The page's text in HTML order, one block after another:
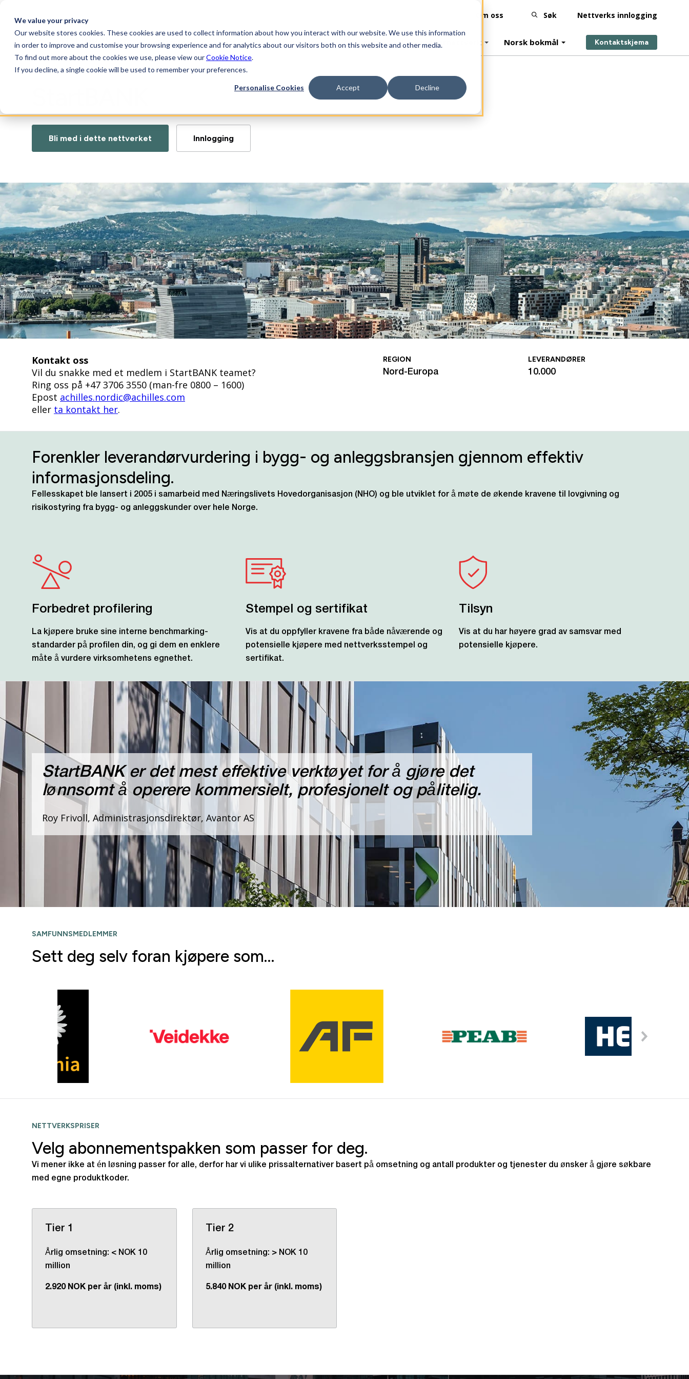
We value your privacy
Our website stores cookies. These cookies are used to collect information about how you interact with our website. We use this information
in order to improve and customise your browsing experience and for analytics about our visitors both on this website and other media.
To find out more about the cookies we use, please view ourCookie Notice.
If you decline, a single cookie will be used to remember your preferences.
Personalise Cookies Accept Decline
Om oss Søk Nettverks innlogging
Plattform Løsninger Industrier Ressurser Leverandørnettverk Norsk bokmål Kontaktskjema
Bli med i dette nettverket Innlogging
Kontakt oss
Vil du snakke med et medlem i StartBANK teamet?
Ring oss på +47 3706 3550 (man-fre 0800 – 1600)
Epost achilles.nordic@achilles.com
eller ta kontakt her.
REGION
Nord-Europa
LEVERANDØRER
10.000
Forenkler leverandørvurdering i bygg- og anleggsbransjen gjennom effektiv
informasjonsdeling.
Fellesskapet ble lansert i 2005 i samarbeid med Næringslivets Hovedorganisasjon (NHO) og ble utviklet for å møte de økende kravene til lovgivning og
risikostyring fra bygg- og anleggskunder over hele Norge.
Forbedret profilering
La kjøpere bruke sine interne benchmarking-
standarder på profilen din, og gi dem en enklere
måte å vurdere virksomhetens egnethet.
Stempel og sertifikat
Vis at du oppfyller kravene fra både nåværende og
potensielle kjøpere med nettverksstempel og
sertifikat.
Tilsyn
Vis at du har høyere grad av samsvar med
potensielle kjøpere.
StartBANK er det mest effektive verktøyet for å gjøre det
lønnsomt å operere kommersielt, profesjonelt og pålitelig.
Roy Frivoll, Administrasjonsdirektør, Avantor AS
SAMFUNNSMEDLEMMER
Sett deg selv foran kjøpere som…
NETTVERKSPRISER
Velg abonnementspakken som passer for deg.
Vi mener ikke at én løsning passer for alle, derfor har vi ulike prissalternativer basert på omsetning og antall produkter og tjenester du ønsker å gjøre søkbare
med egne produktkoder.
Tier 1
Årlig omsetning: < NOK 10
million
2.920 NOK per år (inkl. moms)
Tier 2
Årlig omsetning: > NOK 10
million
5.840 NOK per år (inkl. moms)